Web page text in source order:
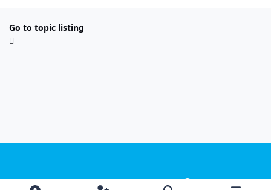
Go to topic listing
Light ModeDark ModeSystem Preference
f
i
x
y